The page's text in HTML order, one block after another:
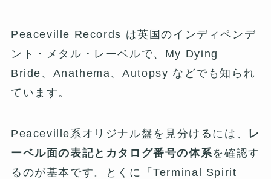
Peaceville Records は英国のインディペンデ
ント・メタル・レーベルで、My Dying
Bride、Anathema、Autopsy などでも知られ
ています。
Peaceville系オリジナル盤を見分けるには、 レ
ーベル面の表記とカタログ番号の体系を確認す
るのが基本です。とくに「Terminal Spirit